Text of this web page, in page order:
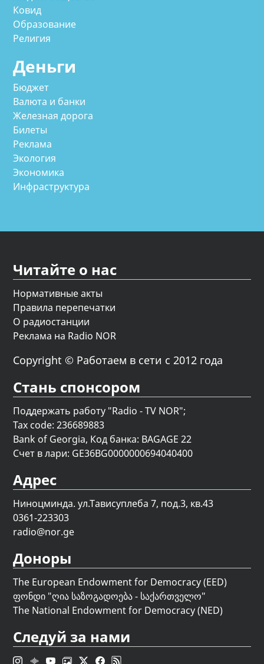
Ковид
Образование
Религия
Деньги
Бюджет
Валюта и банки
Железная дорога
Билеты
Реклама
Экология
Экономика
Инфраструктура
Читайте о нас
Нормативные акты
Правила перепечатки
О радиостанции
Реклама на Radio NOR
Copyright © Работаем в сети с 2012 года
Стань спонсором
Поддержать работу "Radio - TV NOR";
Tax code: 236689883
Bank of Georgia, Код банка: BAGAGE 22
Счет в лари: GE36BG0000000694040400
Адрес
Ниноцминда. ул.Тависуплеба 7, под.3, кв.43
0361-223303
radio@nor.ge
Доноры
The European Endowment for Democracy (EED)
ფონდი "ღია საზოგადოება - საქართველო"
The National Endowment for Democracy (NED)
Следуй за нами